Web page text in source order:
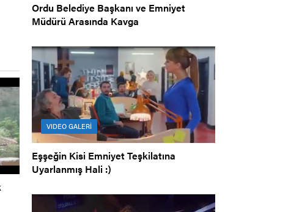
Ordu Belediye Başkanı ve Emniyet
Müdürü Arasında Kavga
VIDEO GALERİ
Eşşeğin Kisi Emniyet Teşkilatına
Uyarlanmış Hali :)